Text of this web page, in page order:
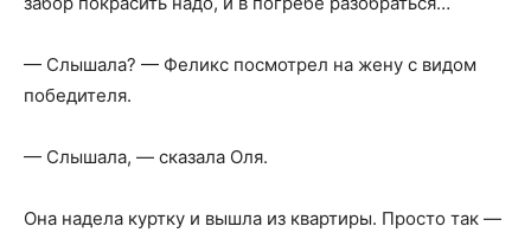
— Слышала? — Феликс посмотрел на жену с видом
победителя.
— Слышала, — сказала Оля.
Она надела куртку и вышла из квартиры. Просто так —